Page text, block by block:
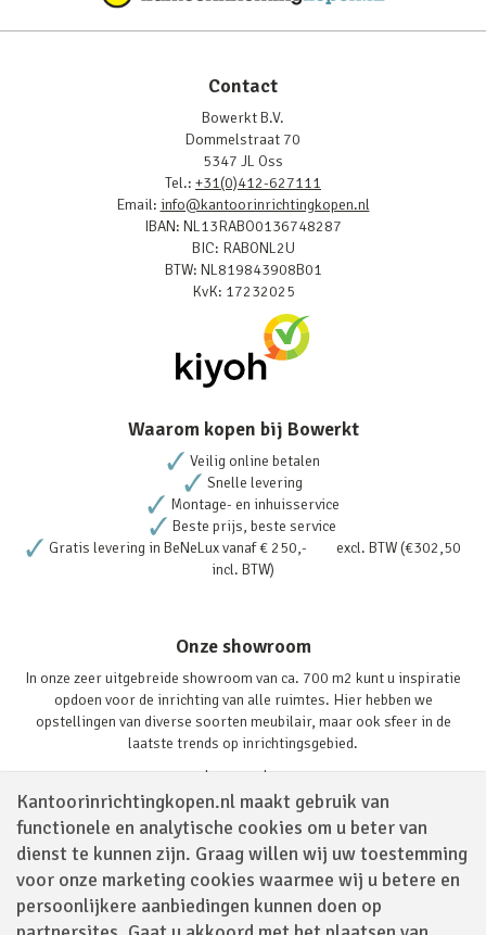
Kantoorinrichtingkopen.nl maakt gebruik van
functionele en analytische cookies om u beter van
dienst te kunnen zijn. Graag willen wij uw toestemming
voor onze marketing cookies waarmee wij u betere en
persoonlijkere aanbiedingen kunnen doen op
Contact
Bowerkt B.V.
Dommelstraat 70
5347 JL Oss
Tel.: +31(0)412-627111
Email: info@kantoorinrichtingkopen.nl
IBAN: NL13RABO0136748287
BIC: RABONL2U
BTW: NL819843908B01
KvK: 17232025
Waarom kopen bij Bowerkt
Veilig online betalen
Snelle levering
Montage- en inhuisservice
Beste prijs, beste service
Gratis levering in BeNeLux vanaf € 250,- excl. BTW (€302,50
incl. BTW)
Onze showroom
In onze zeer uitgebreide showroom van ca. 700 m2 kunt u inspiratie
opdoen voor de inrichting van alle ruimtes. Hier hebben we
opstellingen van diverse soorten meubilair, maar ook sfeer in de
laatste trends op inrichtingsgebied.
Lees verder